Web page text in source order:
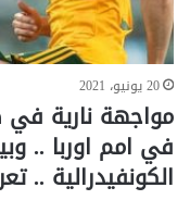
20 يونيو، 2021
مواجهة نارية في
في امم اوربا ..
الكونفيدرالية ..